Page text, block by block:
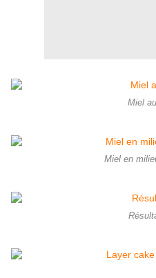
Miel
Miel en